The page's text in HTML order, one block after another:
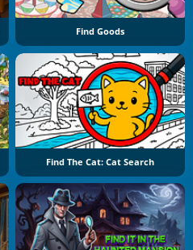
Find Goods
Find The Cat: Cat Search